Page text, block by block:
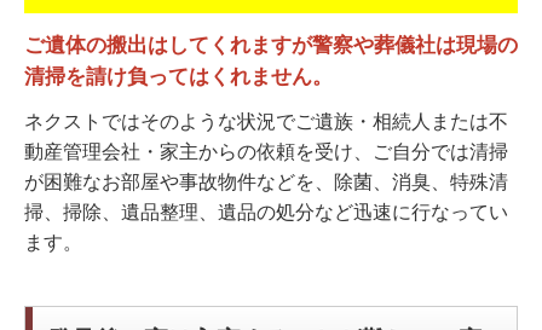
ご遺体の搬出はしてくれますが警察や葬儀社は現場の
清掃を請け負ってはくれません。
ネクストではそのような状況でご遺族・相続人または不
動産管理会社・家主からの依頼を受け、ご自分では清掃
が困難なお部屋や事故物件などを、除菌、消臭、特殊清
掃、掃除、遺品整理、遺品の処分など迅速に行なってい
ます。